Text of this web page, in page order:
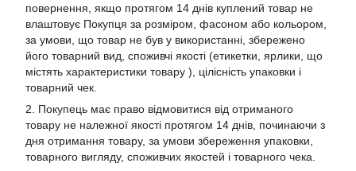
повернення, якщо протягом 14 днів куплений товар не
влаштовує Покупця за розміром, фасоном або кольором,
за умови, що товар не був у використанні, збережено
його товарний вид, споживчі якості (етикетки, ярлики, що
містять характеристики товару ), цілісність упаковки і
товарний чек.
2. Покупець має право відмовитися від отриманого
товару не належної якості протягом 14 днів, починаючи з
дня отримання товару, за умови збереження упаковки,
товарного вигляду, споживчих якостей і товарного чека.